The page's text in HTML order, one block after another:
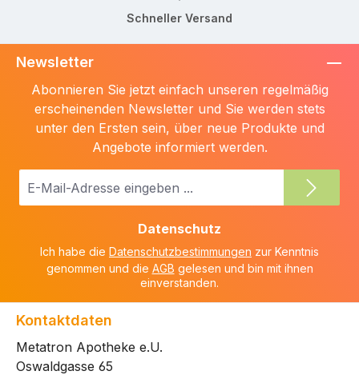
Schneller Versand
Newsletter
Abonnieren Sie jetzt einfach unseren regelmäßig
erscheinenden Newsletter und Sie werden stets
unter den Ersten sein, über neue Produkte und
Angebote informiert werden.
E-
Datenschutz
Ich habe die Datenschutzbestimmungen zur Kenntnis
genommen und die AGB gelesen und bin mit ihnen
einverstanden.
Kontaktdaten
Metatron Apotheke e.U.
Oswaldgasse 65